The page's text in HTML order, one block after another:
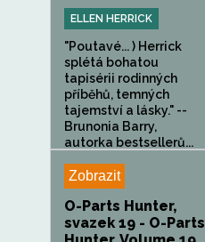
ELLEN HERRICK
"Poutavé... ) Herrick
splétá bohatou
tapisérii rodinných
příběhů, temných
tajemství a lásky." --
Brunonia Barry,
autorka bestsellerů...
Zobrazit
O-Parts Hunter,
svazek 19 - O-Parts